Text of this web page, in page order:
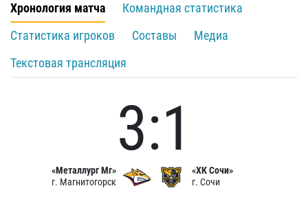
Хронология матча
Командная статистика
Статистика игроков
Составы
Медиа
Текстовая трансляция
«Металлург Мг»
г. Магнитогорск
3:1
«ХК Сочи»
г. Сочи